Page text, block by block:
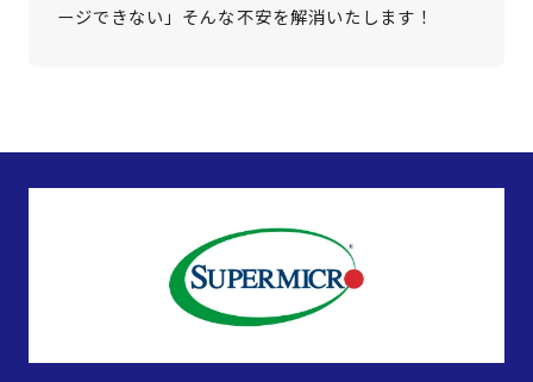
ージできない」そんな不安を解消いたします！